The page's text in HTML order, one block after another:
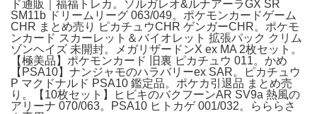
ド通販｜福福トレカ。ソルガレオ&ルナアーラGX SR
SM11b ドリームリーグ 063/049。ポケモンカードゲーム
CHR まとめ売り ピカチュウCHR ゲンガーCHR。ポケモ
ンカード スカーレット＆バイオレット 拡張パック クリム
ゾンヘイズ 未開封。メガリザードンX ex MA 2枚セット。
【極美品】ポケモンカード 旧裏 ピカチュウ 011。かめ
【PSA10】ナンジャモのハラバリーex SAR。ピカチュウ
P マクドナルド PSA10 鑑定品。ポケカ引退品 まとめ売
り。【10枚セット】ヒビキのバクフーンAR SV9a 熱風の
アリーナ 070/063。PSA10 ヒトカゲ 001/032。らららさ